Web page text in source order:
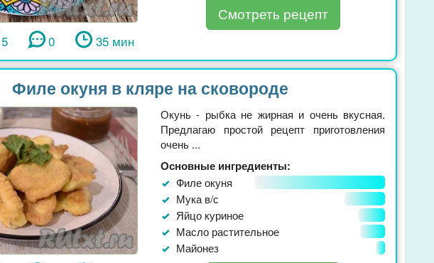
5 0 35 мин
Смотреть рецепт
Филе окуня в кляре на сковороде
Окунь - рыбка не жирная и очень вкусная.
Предлагаю простой рецепт приготовления
очень ...
Основные ингредиенты:
Филе окуня
Мука в/с
Яйцо куриное
Масло растительное
Майонез